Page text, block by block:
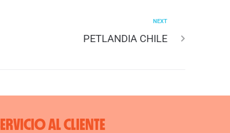
NEXT
PETLANDIA CHILE
AL CLIENTE